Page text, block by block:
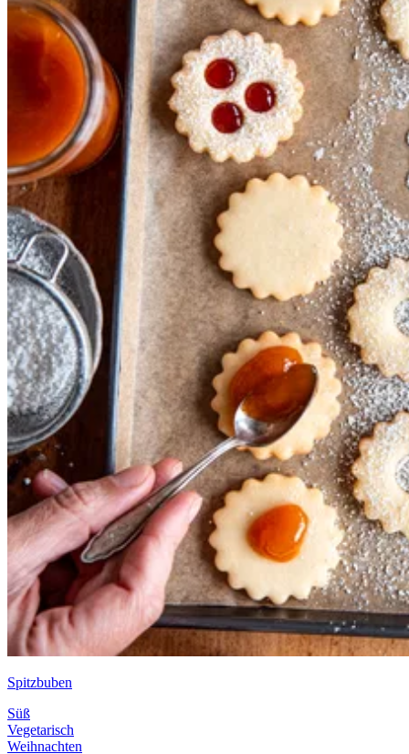
Spitzbuben
Süß
Vegetarisch
Weihnachten